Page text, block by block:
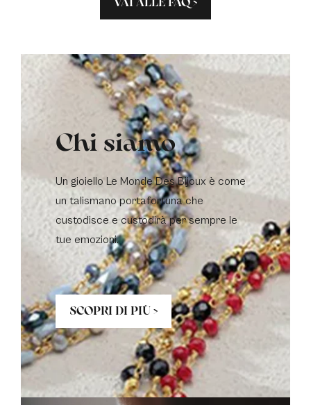
Chi siamo
Un gioiello Le Monde Des Bijoux è come
un talismano portafortuna che
custodisce e custodirà per sempre le
tue emozioni.
SCOPRI DI PIÙ >